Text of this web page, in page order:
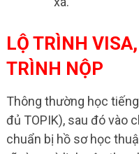
LỘ TRÌNH
TRÌNH NỘP
Thông thường học
đủ TOPIK), sau đó vào
chuẩn bị hồ sơ học